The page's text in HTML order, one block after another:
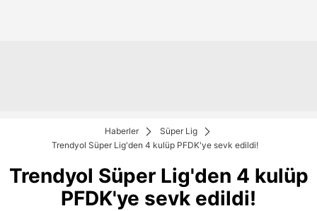
Haberler
Süper Lig
Trendyol Süper Lig'den 4 kulüp PFDK'ye sevk edildi!
Trendyol Süper Lig'den 4 kulüp
PFDK'ye sevk edildi!